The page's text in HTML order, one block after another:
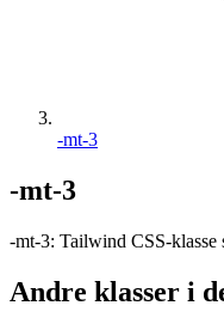
-mt-3
-mt-3
-mt-3: Tailwind CSS-klasse
Andre klasser i